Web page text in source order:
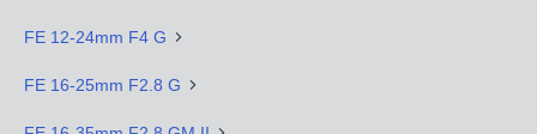
FE 12-24mm F4 G
FE 16-25mm F2.8 G